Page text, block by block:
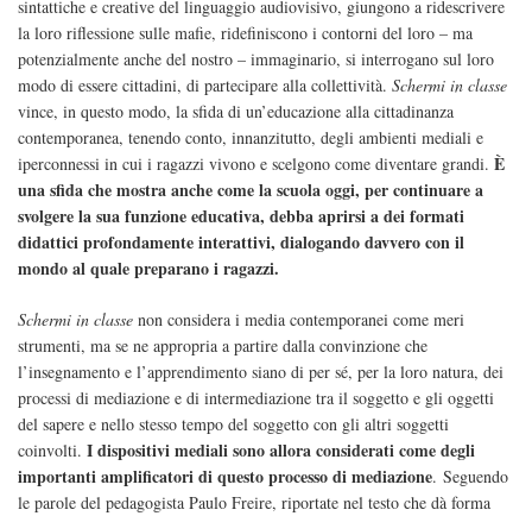
sintattiche e creative del linguaggio audiovisivo, giungono a ridescrivere
la loro riflessione sulle mafie, ridefiniscono i contorni del loro – ma
potenzialmente anche del nostro – immaginario, si interrogano sul loro
modo di essere cittadini, di partecipare alla collettività. Schermi in classe
vince, in questo modo, la sfida di un’educazione alla cittadinanza
contemporanea, tenendo conto, innanzitutto, degli ambienti mediali e
iperconnessi in cui i ragazzi vivono e scelgono come diventare grandi. È
una sfida che mostra anche come la scuola oggi, per continuare a
svolgere la sua funzione educativa, debba aprirsi a dei formati
didattici profondamente interattivi, dialogando davvero con il
mondo al quale preparano i ragazzi.
Schermi in classe non considera i media contemporanei come meri
strumenti, ma se ne appropria a partire dalla convinzione che
l’insegnamento e l’apprendimento siano di per sé, per la loro natura, dei
processi di mediazione e di intermediazione tra il soggetto e gli oggetti
del sapere e nello stesso tempo del soggetto con gli altri soggetti
coinvolti. I dispositivi mediali sono allora considerati come degli
importanti amplificatori di questo processo di mediazione. Seguendo
le parole del pedagogista Paulo Freire, riportate nel testo che dà forma